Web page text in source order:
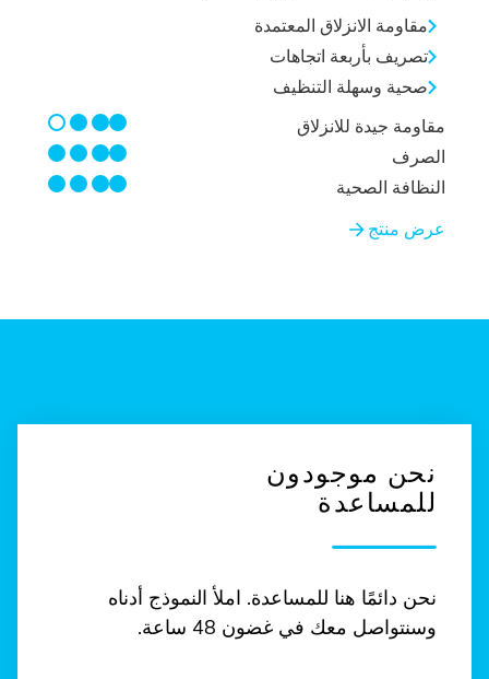
مقاومة الانزلاق المعتمدة
تصريف بأربعة اتجاهات
صحية وسهلة التنظيف
مقاومة جيدة للانزلاق
3/4
الصرف
4/4
النظافة الصحية
4/4
عرض منتج
نحن موجودون
للمساعدة
نحن دائمًا هنا للمساعدة. املأ النموذج أدناه
وسنتواصل معك في غضون 48 ساعة.